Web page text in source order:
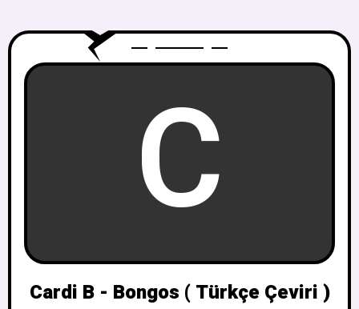
C
Cardi B - Bongos ( Türkçe Çeviri )